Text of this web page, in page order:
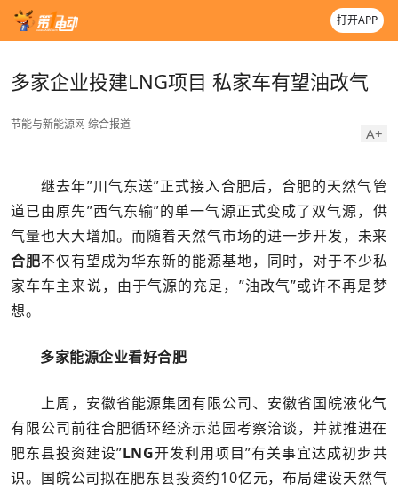
打开APP
多家企业投建LNG项目 私家车有望油改气
节能与新能源网 综合报道
A+
继去年”川气东送”正式接入合肥后，合肥的天然气管
道已由原先”西气东输”的单一气源正式变成了双气源，供
气量也大大增加。而随着天然气市场的进一步开发，未来
合肥不仅有望成为华东新的能源基地，同时，对于不少私
家车车主来说，由于气源的充足，”油改气”或许不再是梦
想。
多家能源企业看好合肥
上周，安徽省能源集团有限公司、安徽省国皖液化气
有限公司前往合肥循环经济示范园考察洽谈，并就推进在
肥东县投资建设”LNG开发利用项目”有关事宜达成初步共
识。国皖公司拟在肥东县投资约10亿元，布局建设天然气